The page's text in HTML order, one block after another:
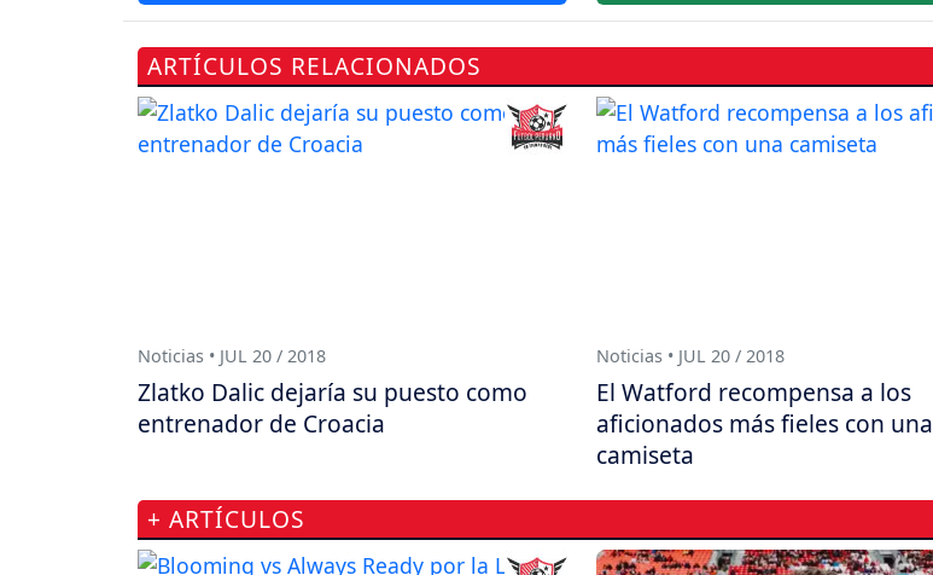
ARTÍCULOS RELACIONADOS
Noticias • JUL 20 / 2018
Zlatko Dalic dejaría su puesto como
entrenador de Croacia
Noticias • JUL 20 / 2018
El Watford recompensa a los
aficionados más fieles con una
camiseta
+ ARTÍCULOS